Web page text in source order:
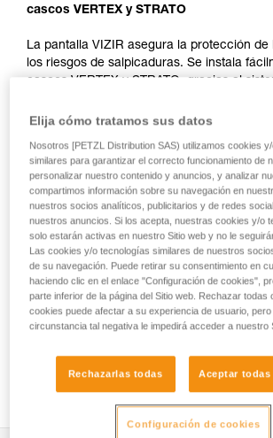
cascos VERTEX y STRATO
La pantalla VIZIR asegura la protección de
los riesgos de salpicaduras. Se instala
cascos VERTEX y STRATO, gracias al
antiempañamiento.
Helmet accessories
Ver todos los vídeos
Elija cómo tratamos sus datos
Nosotros [PETZL Distribution SAS) utilizamos cookies
similares para garantizar el correcto funcionamiento de
personalizar nuestro contenido y anuncios, y analizar
compartimos información sobre su navegación en
nuestros socios analíticos, publicitarios y de redes
nuestros anuncios. Si los acepta, nuestras cookies y/o
solo estarán activas en nuestro Sitio web y no le
Las cookies y/o tecnologías similares de nuestros
de su navegación. Puede retirar su consentimiento en
haciendo clic en el enlace "Configuración de cookies",
parte inferior de la página del Sitio web. Rechazar todas
cookies puede afectar a su experiencia de usuario, pero
circunstancia tal negativa le impedirá acceder a nuestro
Rechazarlas todas Aceptar
Configuración de cookies